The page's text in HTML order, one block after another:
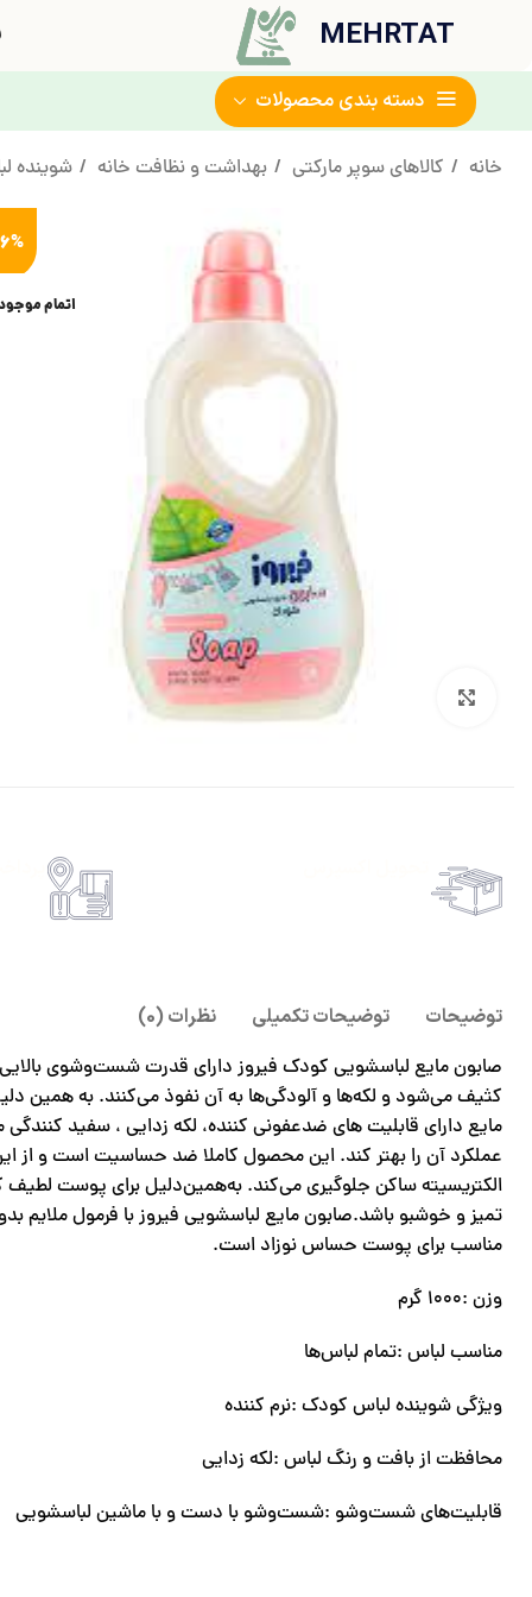
MEHRTAT
دسته بندی محصولات
خانه کالاهای سوپر مارکتی بهداشت و نظافت خانه شوینده
اتمام
بزرگنمایی تصویر
توضیحات توضیحات تکمیلی
نظرات (0)
صابون مایع لباسشویی کودک فیروز دارای قدرت شست‌وشوی
کثیف می‌شود و لکه‌ها و آلودگی‌ها به آن‌ نفوذ می‌کنند. به همین
مایع دارای قابلیت های ضدعفونی کننده، لکه زدایی ، سفید
عملکرد آن را بهتر کند. این محصول کاملا ضد حساسیت است و
الکتریسیته ساکن جلوگیری می‌کند. به‌همین‌دلیل برای پوست
تمیز و خوشبو باشد.صابون مایع لباسشویی فیروز با فرمول ملایم
مناسب برای پوست حساس نوزاد است.
وزن :۱۰۰۰ گرم
مناسب لباس :تمام لباس‌‎ها
ویژگی شوینده لباس کودک :نرم کننده
محافظت از بافت و رنگ لباس :لکه زدایی
قابلیت‌های شست‌و‌شو :شست‌وشو با دست و با ماشین لباسشویی